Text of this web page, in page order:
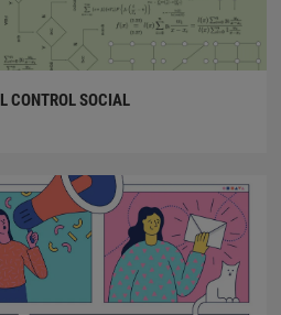
CONTROL SOCIAL